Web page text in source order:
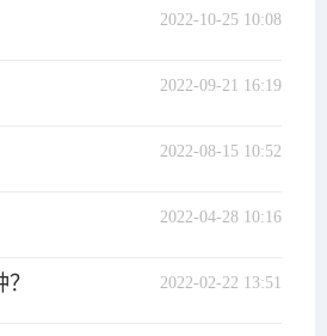
2022-10-25 10:08
2022-09-21 16:19
2022-08-15 10:52
2022-04-28 10:16
2022-02-22 13:51